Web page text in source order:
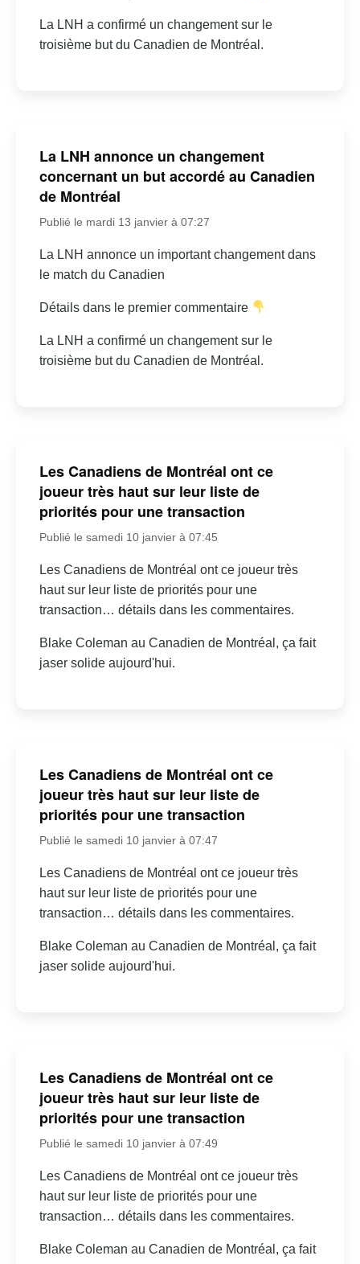
La LNH a confirmé un changement sur le
troisième but du Canadien de Montréal.
La LNH annonce un changement
concernant un but accordé au Canadien
de Montréal
Publié le mardi 13 janvier à 07:27
La LNH annonce un important changement dans
le match du Canadien
Détails dans le premier commentaire
La LNH a confirmé un changement sur le
troisième but du Canadien de Montréal.
Les Canadiens de Montréal ont ce
joueur très haut sur leur liste de
priorités pour une transaction
Publié le samedi 10 janvier à 07:45
Les Canadiens de Montréal ont ce joueur très
haut sur leur liste de priorités pour une
transaction… détails dans les commentaires.
Blake Coleman au Canadien de Montréal, ça fait
jaser solide aujourd'hui.
Les Canadiens de Montréal ont ce
joueur très haut sur leur liste de
priorités pour une transaction
Publié le samedi 10 janvier à 07:47
Les Canadiens de Montréal ont ce joueur très
haut sur leur liste de priorités pour une
transaction… détails dans les commentaires.
Blake Coleman au Canadien de Montréal, ça fait
jaser solide aujourd'hui.
Les Canadiens de Montréal ont ce
joueur très haut sur leur liste de
priorités pour une transaction
Publié le samedi 10 janvier à 07:49
Les Canadiens de Montréal ont ce joueur très
haut sur leur liste de priorités pour une
transaction… détails dans les commentaires.
Blake Coleman au Canadien de Montréal, ça fait